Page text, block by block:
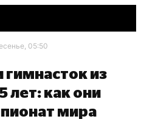
05:50
из
лет: как они
мира